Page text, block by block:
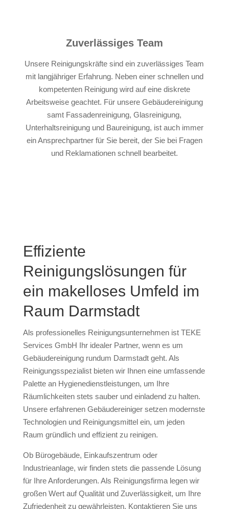
Zuverlässiges Team
Unsere Reinigungskräfte sind ein zuverlässiges Team
mit langjähriger Erfahrung. Neben einer schnellen und
kompetenten Reinigung wird auf eine diskrete
Arbeitsweise geachtet. Für unsere Gebäudereinigung
samt Fassadenreinigung, Glasreinigung,
Unterhaltsreinigung und Baureinigung, ist auch immer
ein Ansprechpartner für Sie bereit, der Sie bei Fragen
und Reklamationen schnell bearbeitet.
Effiziente
Reinigungslösungen für
ein makelloses Umfeld im
Raum Darmstadt
Als professionelles Reinigungsunternehmen ist TEKE
Services GmbH Ihr idealer Partner, wenn es um
Gebäudereinigung rundum Darmstadt geht. Als
Reinigungsspezialist bieten wir Ihnen eine umfassende
Palette an Hygienedienstleistungen, um Ihre
Räumlichkeiten stets sauber und einladend zu halten.
Unsere erfahrenen Gebäudereiniger setzen modernste
Technologien und Reinigungsmittel ein, um jeden
Raum gründlich und effizient zu reinigen.
Ob Bürogebäude, Einkaufszentrum oder
Industrieanlage, wir finden stets die passende Lösung
für Ihre Anforderungen. Als Reinigungsfirma legen wir
großen Wert auf Qualität und Zuverlässigkeit, um Ihre
Zufriedenheit zu gewährleisten. Kontaktieren Sie uns